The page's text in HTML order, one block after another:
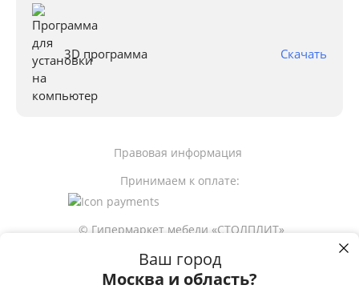
Ваш город
Москва и область?
3D программа Скачать
© Гипермаркет мебели «СТОЛПЛИТ»
Принимаем к оплате:
Правовая информация